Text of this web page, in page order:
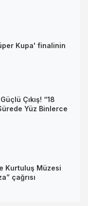
Kupa' finalinin
Çıkış! “18
Yüz Binlerce
Kurtuluş Müzesi
çağrısı